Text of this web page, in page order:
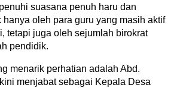
suasana penuh haru dan
hanya oleh para guru yang masih aktif
tetapi juga oleh sejumlah birokrat
pendidik.
menarik perhatian adalah Abd.
menjabat sebagai Kepala Desa